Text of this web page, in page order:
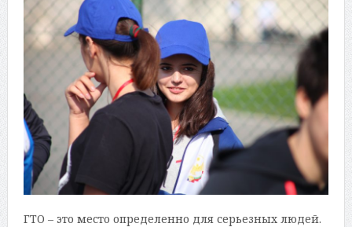
ГТО – это место определенно для серьезных людей.